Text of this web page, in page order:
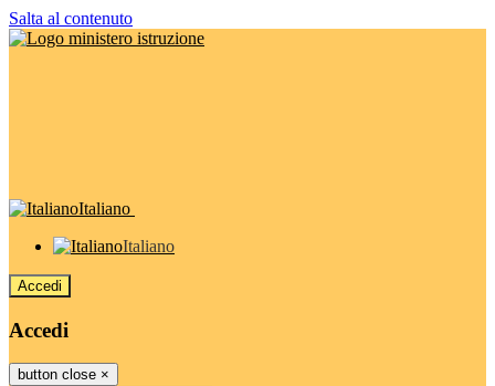
Salta al contenuto
Italiano
Italiano
Accedi
Accedi
button close ×